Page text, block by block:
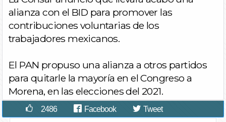
alianza con el BID para promover las
contribuciones voluntarias de los
trabajadores mexicanos.
El PAN propuso una alianza a otros partidos
para quitarle la mayoría en el Congreso a
Morena, en las elecciones del 2021.
2486 Facebook Tweet